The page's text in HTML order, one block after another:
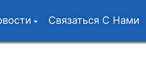
Связаться С Нами